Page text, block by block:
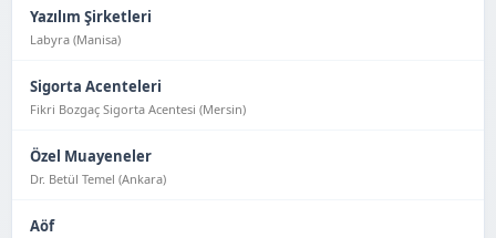
Yazılım Şirketleri
Labyra (Manisa)
Sigorta Acenteleri
Fikri Bozgaç Sigorta Acentesi (Mersin)
Özel Muayeneler
Dr. Betül Temel (Ankara)
Aöf